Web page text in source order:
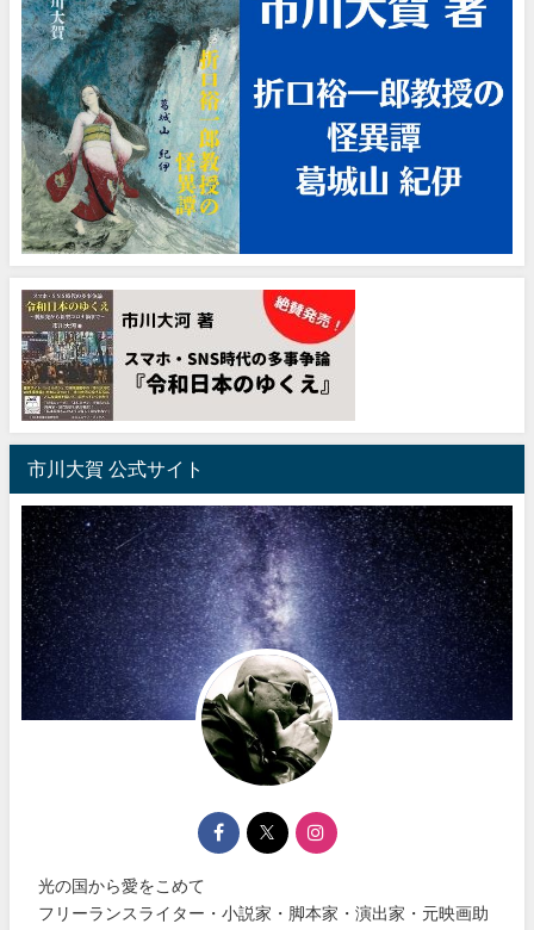
市川大賀 公式サイト
光の国から愛をこめて
フリーランスライター・小説家・脚本家・演出家・元映画助